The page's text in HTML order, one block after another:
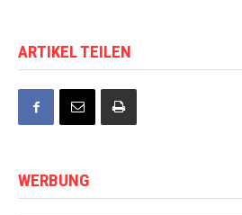
ARTIKEL TEILEN
WERBUNG